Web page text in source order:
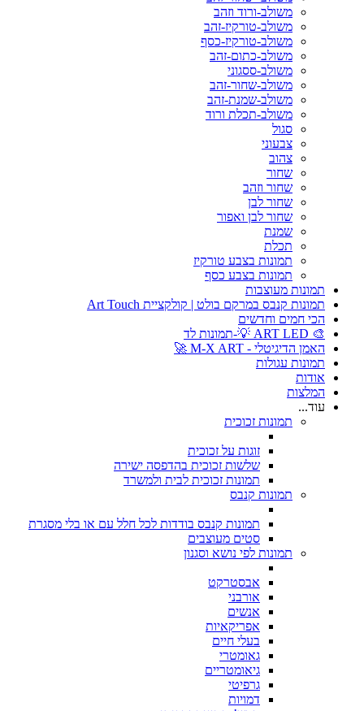
משולב-ורוד וזהב
משולב-טורקיז-זהב
משולב-טורקיז-כסף
משולב-כתום-זהב
משולב-ססגוני
משולב-שחור-זהב
משולב-שמנת-זהב
משולב-תכלת ורוד
סגול
צבעוני
צהוב
שחור
שחור וזהב
שחור לבן
שחור לבן ואפור
שמנת
תכלת
תמונות בצבע טורקיז
תמונות בצבע כסף
תמונות מעוצבות
תמונות קנבס במרקם בולט | קולקציית Art Touch
הכי חמים וחדשים
🎨 ART LED 💡-תמונות לד
האמן הדיגיטלי - M-X ART 🚀
תמונות עגולות
אודות
המלצות
עוד...
תמונות זכוכית
זוגות על זכוכית
שלשות זכוכית בהדפסה ישירה
תמונות זכוכית לבית ולמשרד
תמונות קנבס
תמונות קנבס בודדות לכל חלל עם או בלי מסגרת
סטים מעוצבים
תמונות לפי נושא וסגנון
אבסטרקט
אורבני
אנשים
אפריקאיות
בעלי חיים
גאומטרי
גיאומטריים
גרפיטי
דמויות